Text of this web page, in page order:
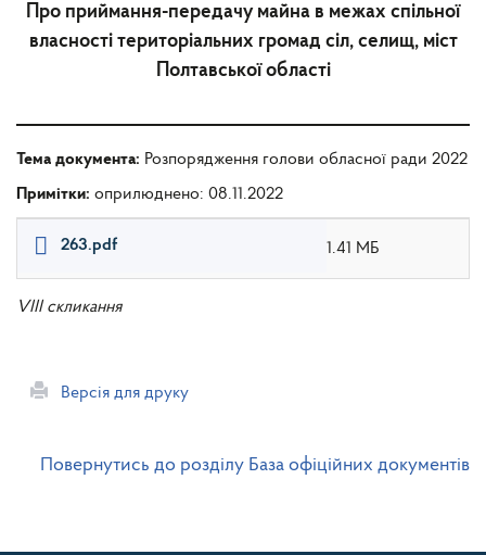
Про приймання-передачу майна в межах спільної
власності територіальних громад сіл, селищ, міст
Полтавської області
Тема документа: Розпорядження голови обласної ради 2022
Примітки: оприлюднено: 08.11.2022
263.pdf 1.41 МБ
VIII скликання
Версія для друку
Повернутись до розділу База офіційних документів